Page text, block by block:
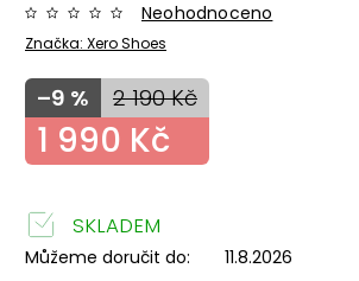
Značka: Xero Shoes
Neohodnoceno
2 190 Kč
–9 %
1 990 Kč
SKLADEM
Můžeme doručit do: 11.8.2026